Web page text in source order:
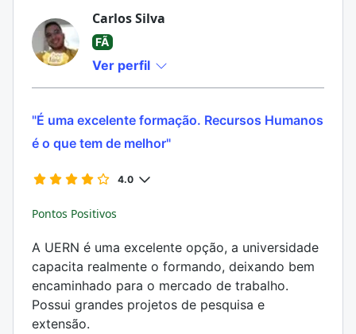
Carlos Silva
FÃ
Ver perfil
"É uma excelente formação. Recursos Humanos
é o que tem de melhor"
4.0
Pontos Positivos
A UERN é uma excelente opção, a universidade
capacita realmente o formando, deixando bem
encaminhado para o mercado de trabalho.
Possui grandes projetos de pesquisa e
extensão.